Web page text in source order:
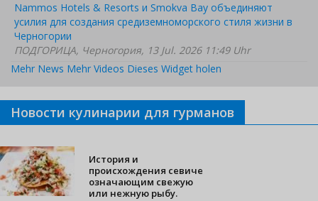
Nammos Hotels & Resorts и Smokva Bay объединяют
усилия для создания средиземноморского стиля жизни в
Черногории
ПОДГОРИЦА, Черногория, 13 Jul. 2026 11:49 Uhr
Mehr News Mehr Videos Dieses Widget holen
Новости кулинарии для гурманов
История и
происхождения севиче
означающим свежую
или нежную рыбу.